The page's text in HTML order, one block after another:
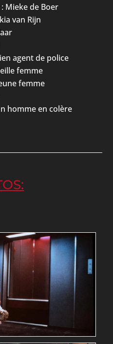
Mieke de Boer
van Rijn
agent de police
femme
femme
homme en colère